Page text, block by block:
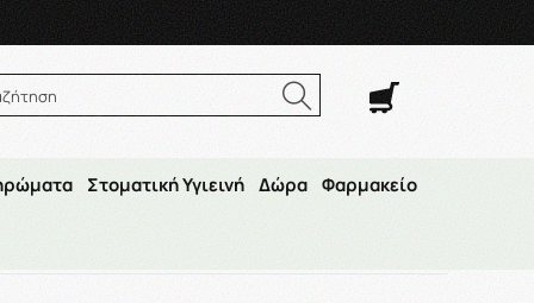
Σαβ. 8:00π.μ.–14:30μ.μ
Στοματική Υγιεινή Δώρα Φαρμακείο